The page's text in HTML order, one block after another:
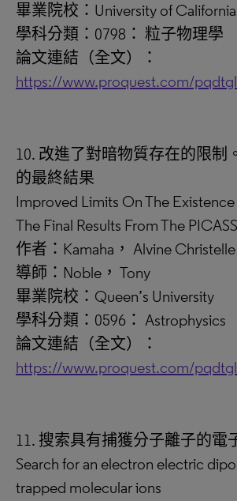
畢業院校：University of
學科分類：0798： 粒子物理學
論文連結（全文）：
https://www.proquest.com/
10. 改進了對暗物質存在的限制
的最終結果
Improved Limits On The
The Final Results From The
作者：Kamaha， Alvine Christelle
導師：Noble， Tony
畢業院校：Queen’s University
學科分類：0596： Astrophysics
論文連結（全文）：
https://www.proquest.com/
11. 搜索具有捕獲分子離子的電
Search for an electron electric
trapped molecular ions